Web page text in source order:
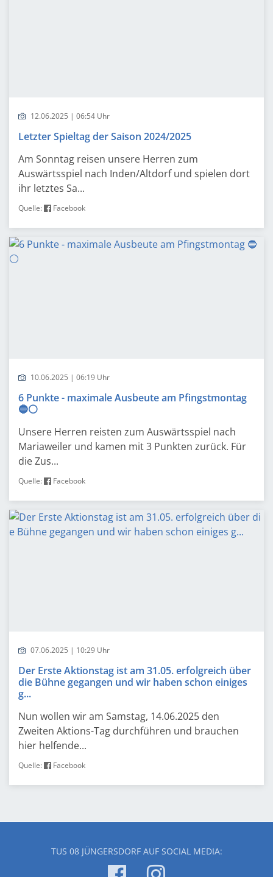
12.06.2025 | 06:54 Uhr
Letzter Spieltag der Saison 2024/2025
Am Sonntag reisen unsere Herren zum
Auswärtsspiel nach Inden/Altdorf und spielen dort
ihr letztes Sa...
Quelle: Facebook
10.06.2025 | 06:19 Uhr
6 Punkte - maximale Ausbeute am Pfingstmontag
🔵⚪️
Unsere Herren reisten zum Auswärtsspiel nach
Mariaweiler und kamen mit 3 Punkten zurück. Für
die Zus...
Quelle: Facebook
07.06.2025 | 10:29 Uhr
Der Erste Aktionstag ist am 31.05. erfolgreich über
die Bühne gegangen und wir haben schon einiges
g...
Nun wollen wir am Samstag, 14.06.2025 den
Zweiten Aktions-Tag durchführen und brauchen
hier helfende...
Quelle: Facebook
TUS 08 JÜNGERSDORF AUF SOCIAL MEDIA: